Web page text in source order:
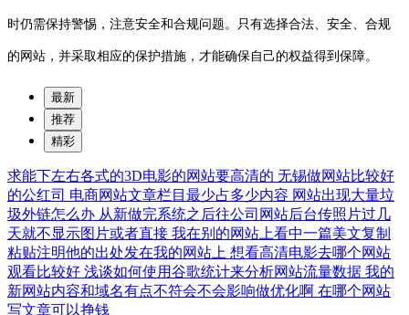
时仍需保持警惕，注意安全和合规问题。只有选择合法、安全、合规
的网站，并采取相应的保护措施，才能确保自己的权益得到保障。
最新
推荐
精彩
求能下左右各式的3D电影的网站要高清的 无锡做网站比较好
的公红司 电商网站文章栏目最少占多少内容 网站出现大量垃
圾外链怎么办 从新做完系统之后往公司网站后台传照片过几
天就不显示图片或者直接 我在别的网站上看中一篇美文复制
粘贴注明他的出处发在我的网站上 想看高清电影去哪个网站
观看比较好 浅谈如何使用谷歌统计来分析网站流量数据 我的
新网站内容和域名有点不符会不会影响做优化啊 在哪个网站
写文章可以挣钱